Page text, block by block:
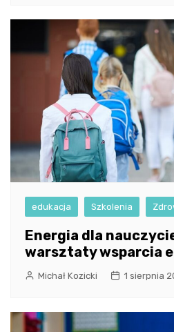
edukacja Szkolenia
Energia dla
warsztaty wsparcia
Michał Kozicki 1 sierpnia